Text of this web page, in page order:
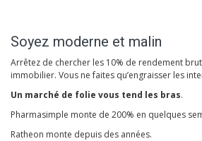
Soyez moderne et malin
Arrêtez de chercher les 10% de rendement
immobilier. Vous ne faites qu’engraisser les
Un marché de folie vous tend les bras.
Pharmasimple monte de 200% en quelques
Ratheon monte depuis des années.